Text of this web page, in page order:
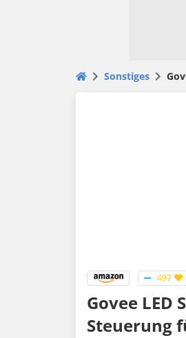
Sonstiges
497
Govee LED
Steuerung